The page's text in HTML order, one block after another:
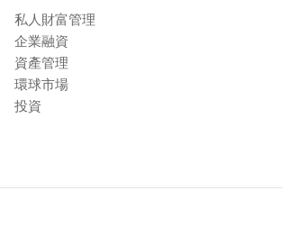
私人財富管理
企業融資
資產管理
環球市場
投資